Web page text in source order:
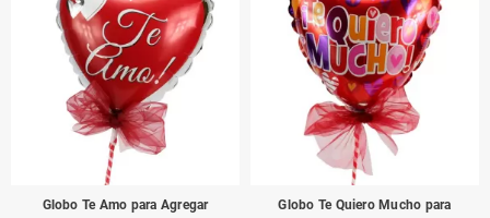
Globo Te Amo para Agregar
Globo Te Quiero Mucho para